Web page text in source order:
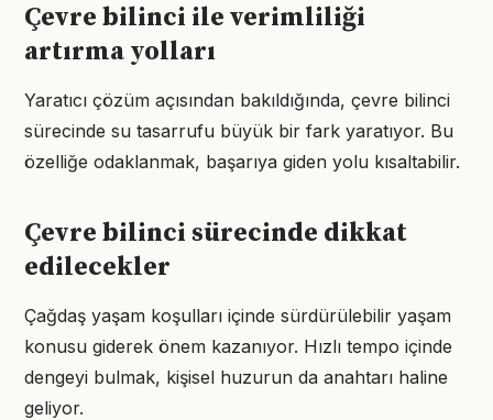
Çevre bilinci ile verimliliği
artırma yolları
Yaratıcı çözüm açısından bakıldığında, çevre bilinci
sürecinde su tasarrufu büyük bir fark yaratıyor. Bu
özelliğe odaklanmak, başarıya giden yolu kısaltabilir.
Çevre bilinci sürecinde dikkat
edilecekler
Çağdaş yaşam koşulları içinde sürdürülebilir yaşam
konusu giderek önem kazanıyor. Hızlı tempo içinde
dengeyi bulmak, kişisel huzurun da anahtarı haline
geliyor.